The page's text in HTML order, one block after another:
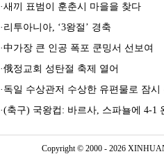
·새끼 표범이 훈춘시 마을을 찾다
· 리투아니아, ‘3왕절’ 경축
·中가장 큰 인공 폭포 쿤밍서 선보여
·俄정교회 성탄절 축제 열어
· 독일 수상관저 수상한 유편물로 잠시
·(축구) 국왕컵: 바르사, 스파뇰에 4-1
Copyright © 2000 - 2026